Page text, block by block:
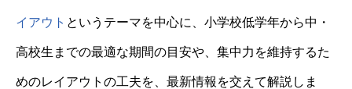
イアウト というテーマを中心に、小学校低学年から中・
高校生までの最適な期間の目安や、集中力を維持するた
めのレイアウトの工夫を、最新情報を交えて解説しま